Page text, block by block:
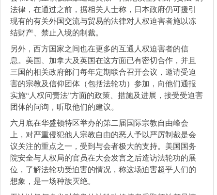
法律，在通过之前，据相关人士称，日本政府仍可援引
现有的有关外国交流与贸易的法律对人权迫害者施以冻
结财产、禁止入境的制裁。
另外，西方国家之间也在更多的互通人权迫害者的信
息。美国、加拿大及英国在这方面已有密切合作，并且
三国的相关政府部门每年定期联合召开会议，邀请受迫
害的宗教及信仰团体（包括法轮功）参加，向他们通报
实施“人权问责法”方面的政策、措施及进展，接受受迫害
团体的问询，听取他们的建议。
六月底在华盛顿特区举办的第二届国际宗教自由峰会
上，对严重侵犯他人宗教自由的恶人予以严厉制裁是会
议关注的重点之一，受到与会者极大的支持。美国国务
院安全与人权局的官员在大会发言之后造访法轮功的展
位，了解法轮功受迫害的情况，称这场迫害超乎人们的
想象，是一场种族灭绝。